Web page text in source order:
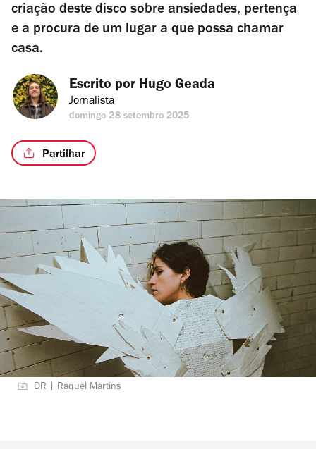
criação deste disco sobre ansiedades, pertença
e a procura de um lugar a que possa chamar
casa.
Escrito por Hugo Geada
Jornalista
domingo 28 setembro 2025
Partilhar
DR | Raquel Martins